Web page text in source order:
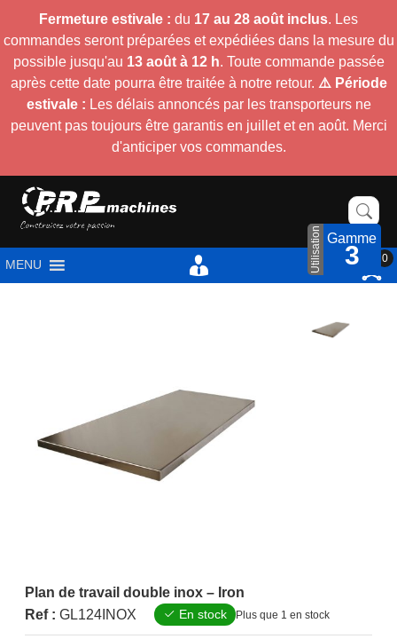
Fermeture estivale : du 17 au 28 août inclus. Les
commandes seront préparées et expédiées dans la mesure du
possible jusqu'au 13 août à 12 h. Toute commande passée
après cette date pourra être traitée à notre retour. ⚠️ Période
estivale : Les délais annoncés par les transporteurs ne
peuvent pas toujours être garantis en juillet et en août. Merci
d'anticiper vos commandes.
MENU 0
Plan de travail double inox – Iron
Ref : GL124INOX En stock Plus que 1 en stock
Utilisation Gamme
3